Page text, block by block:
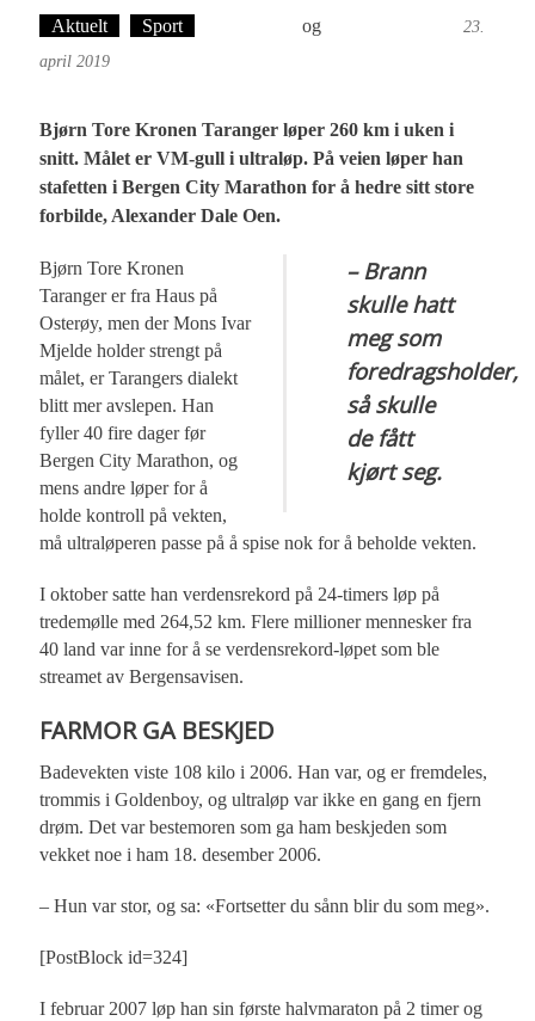
Aktuelt Sport og
23.
april 2019
Bjørn Tore Kronen Taranger løper 260 km i uken i
snitt. Målet er VM-gull i ultraløp. På veien løper han
stafetten i Bergen City Marathon for å hedre sitt store
forbilde, Alexander Dale Oen.
– Brann
skulle hatt
meg som
foredragsholder,
så skulle
de fått
kjørt seg.
Bjørn Tore Kronen
Taranger er fra Haus på
Osterøy, men der Mons Ivar
Mjelde holder strengt på
målet, er Tarangers dialekt
blitt mer avslepen. Han
fyller 40 fire dager før
Bergen City Marathon, og
mens andre løper for å
holde kontroll på vekten,
må ultraløperen passe på å spise nok for å beholde vekten.
I oktober satte han verdensrekord på 24-timers løp på
tredemølle med 264,52 km. Flere millioner mennesker fra
40 land var inne for å se verdensrekord-løpet som ble
streamet av Bergensavisen.
FARMOR GA BESKJED
Badevekten viste 108 kilo i 2006. Han var, og er fremdeles,
trommis i Goldenboy, og ultraløp var ikke en gang en fjern
drøm. Det var bestemoren som ga ham beskjeden som
vekket noe i ham 18. desember 2006.
– Hun var stor, og sa: «Fortsetter du sånn blir du som meg».
[PostBlock id=324]
I februar 2007 løp han sin første halvmaraton på 2 timer og